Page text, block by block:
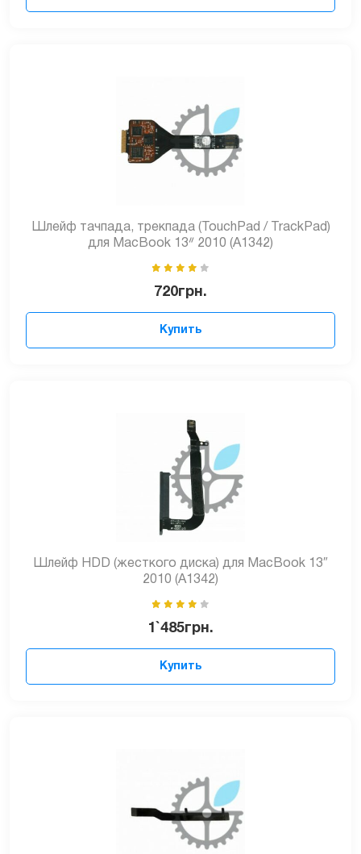
Шлейф тачпада, трекпада (TouchPad / TrackPad)
для MacBook 13ᐥ 2010 (A1342)
720грн.
Купить
Шлейф HDD (жесткого диска) для MacBook 13″
2010 (A1342)
1`485грн.
Купить